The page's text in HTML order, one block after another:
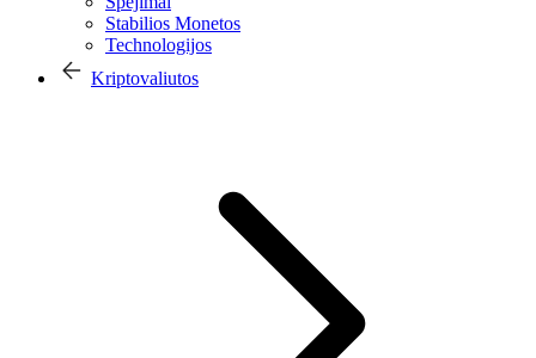
Stabilios Monetos
Technologijos
Kriptovaliutos